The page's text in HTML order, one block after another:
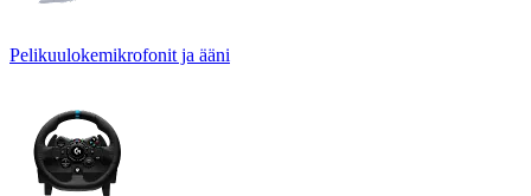
Pelikuulokemikrofonit ja ääni